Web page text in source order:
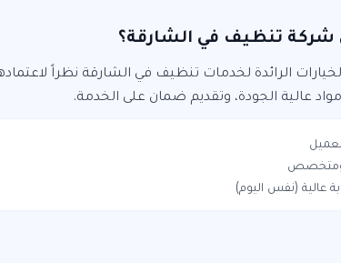
تنظيف في الشارقة؟
الرائدة لخدمات تنظيف في الشارقة نظراً
عالية الجودة، وتقديم ضمان على الخدمة.
ومتخصص
عالية (نفس اليوم)